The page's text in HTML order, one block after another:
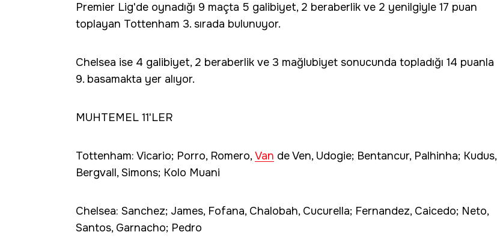
Premier Lig'de oynadığı 9 maçta 5 galibiyet, 2 beraberlik ve 2 yenilgiyle 17 puan
toplayan Tottenham 3. sırada bulunuyor.
Chelsea ise 4 galibiyet, 2 beraberlik ve 3 mağlubiyet sonucunda topladığı 14 puanla
9. basamakta yer alıyor.
MUHTEMEL 11'LER
Tottenham: Vicario; Porro, Romero,Van de Ven, Udogie; Bentancur, Palhinha; Kudus,
Bergvall, Simons; Kolo Muani
Chelsea: Sanchez; James, Fofana, Chalobah, Cucurella; Fernandez, Caicedo; Neto,
Santos, Garnacho; Pedro